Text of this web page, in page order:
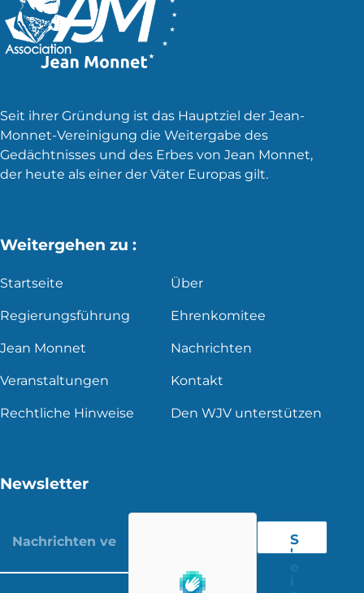
Seit ihrer Gründung ist das Hauptziel der Jean-
Monnet-Vereinigung die Weitergabe des
Gedächtnisses und des Erbes von Jean Monnet,
der heute als einer der Väter Europas gilt.
Weitergehen zu :
Startseite Über
Regierungsführung Ehrenkomitee
Jean Monnet Nachrichten
Veranstaltungen Kontakt
Rechtliche Hinweise Den WJV unterstützen
Newsletter
S
'